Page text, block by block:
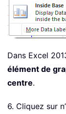
Dans Excel
élément de
centre.
6. Cliquez sur